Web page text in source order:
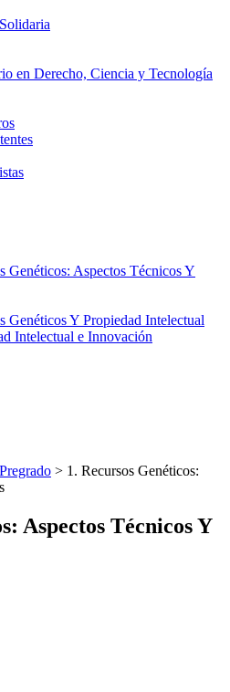
en Derecho, Ciencia y Tecnología
Genéticos: Aspectos Técnicos Y
Genéticos Y Propiedad Intelectual
Intelectual e Innovación
Pregrado > 1. Recursos Genéticos:
Aspectos Técnicos Y